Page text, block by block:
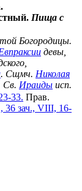
Пища с
Богородицы.
девы,
. Сщмч. Николая
Св. Ираиды исп.
33. Прав.
36 зач., VIII, 16-